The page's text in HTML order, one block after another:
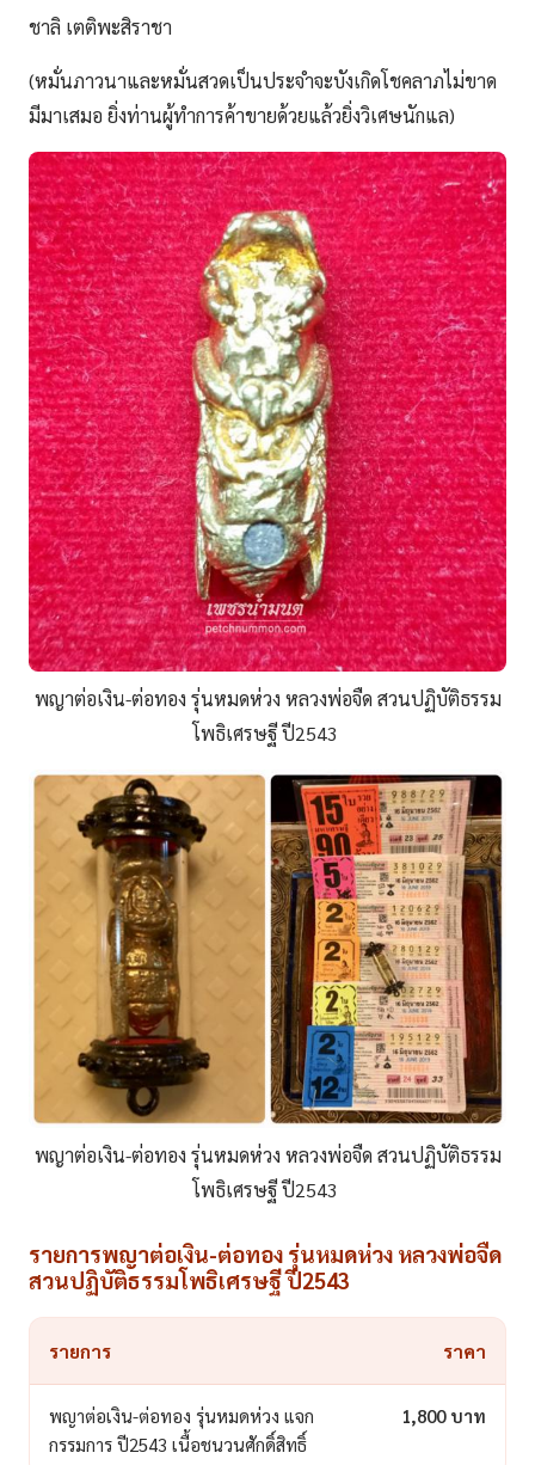
ชาลิ เตติพะสิราชา
(หมั่นภาวนาและหมั่นสวดเป็นประจำจะบังเกิดโชคลาภไม่ขาด
มีมาเสมอ ยิ่งท่านผู้ทำการค้าขายด้วยแล้วยิ่งวิเศษนักแล)
พญาต่อเงิน-ต่อทอง รุ่นหมดห่วง หลวงพ่อจืด สวนปฏิบัติธรรม
โพธิเศรษฐี ปี2543
พญาต่อเงิน-ต่อทอง รุ่นหมดห่วง หลวงพ่อจืด สวนปฏิบัติธรรม
โพธิเศรษฐี ปี2543
รายการพญาต่อเงิน-ต่อทอง รุ่นหมดห่วง หลวงพ่อจืด
สวนปฏิบัติธรรมโพธิเศรษฐี ปี2543
รายการ ราคา
พญาต่อเงิน-ต่อทอง รุ่นหมดห่วง แจก
กรรมการ ปี2543 เนื้อชนวนศักดิ์สิทธิ์
1,800 บาท